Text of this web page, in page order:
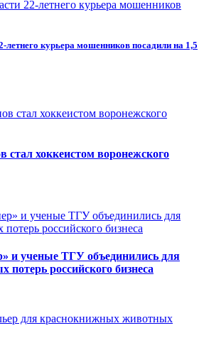
летнего курьера мошенников посадили на 1,5
хоккеистом воронежского
и ученые ТГУ объединились для
российского бизнеса